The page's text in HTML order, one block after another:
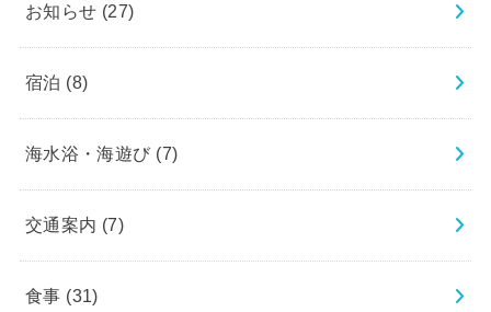
お知らせ (27)
宿泊 (8)
海水浴・海遊び (7)
交通案内 (7)
食事 (31)